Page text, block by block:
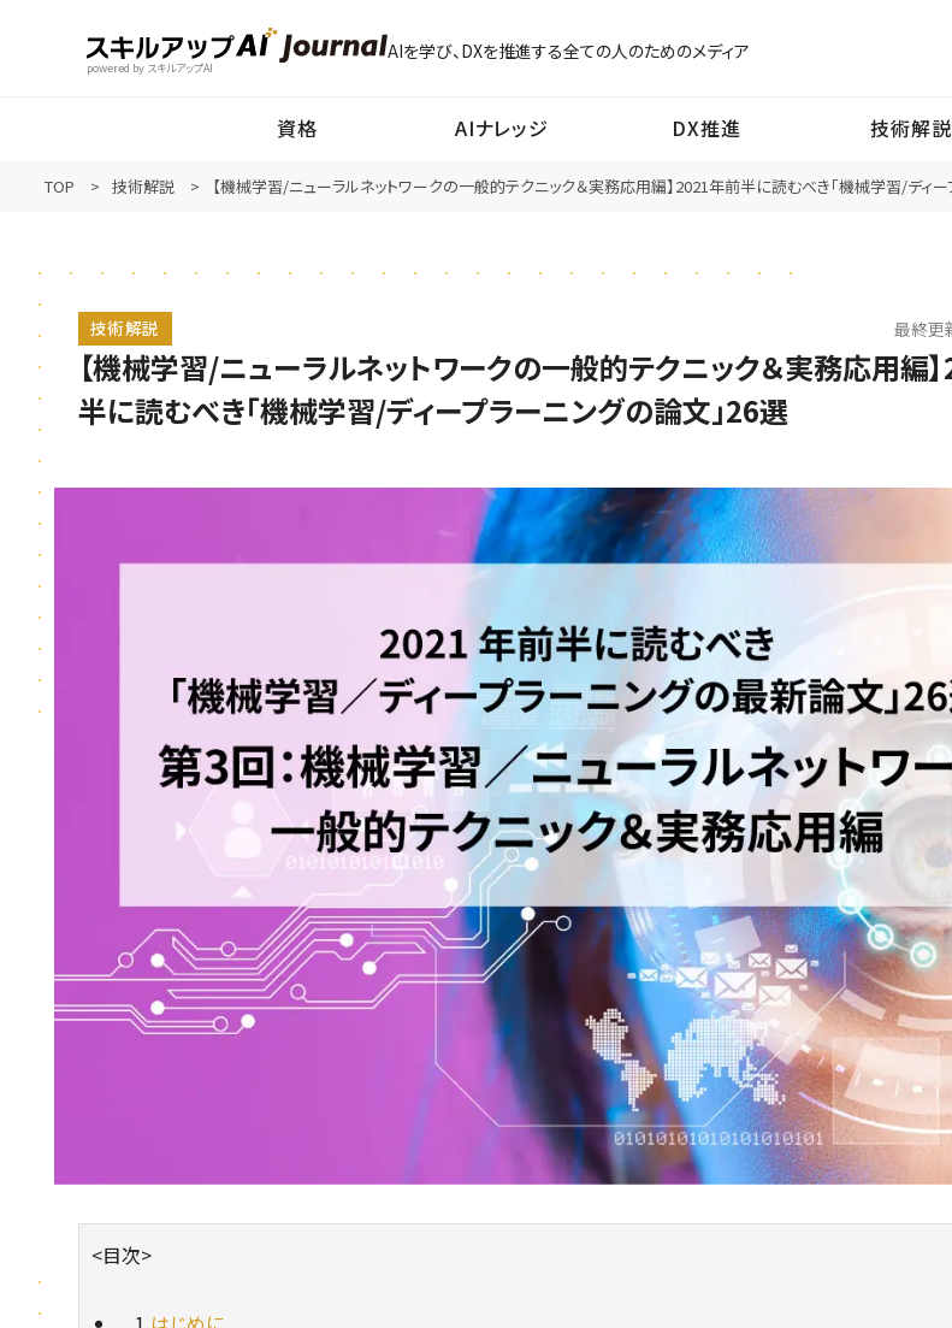
powered by スキルアップAI
AIを学び、DXを推進する全ての人のためのメディア
資格 AIナレッジ DX推進 技術解説
TOP 技術解説 【機械学習/ニューラルネットワークの一般的テクニック＆実務応用編】2021年前半に読むべき「機械学習/ディ
技術解説 最終更
【機械学習/ニューラルネットワークの一般的テクニック＆実務応用編
半に読むべき「機械学習/ディープラーニングの論文」26選
<目次>